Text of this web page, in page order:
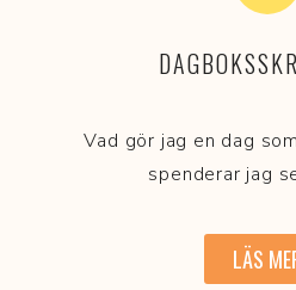
Vad gör jag en dag
spenderar jag
LÄS